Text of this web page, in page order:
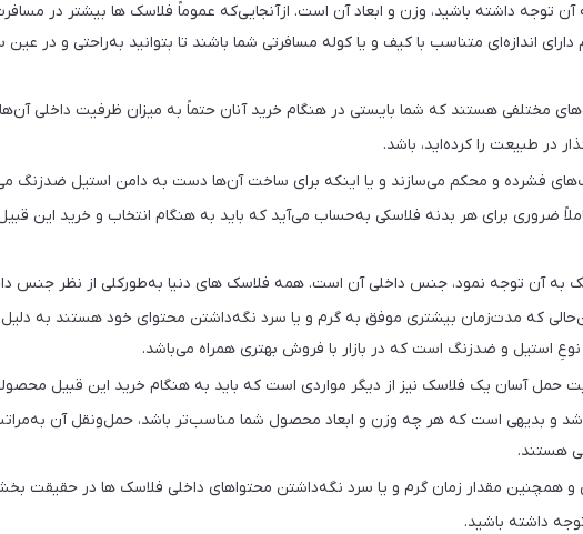
توجه داشته باشید، وزن و ابعاد آن است. ازآنجایی‌که عموماً فلاسک ها بیشتر در
اندازه‌ای متناسب با کیف و یا کوله مسافرتی شما باشند تا بتوانید به‌راحتی و در
مختلفی هستند که شما بایستی در هنگام خرید آنان حتماً به میزان ظرفیت داخلی
در طبیعت را کرده‌اید، باشد.
فشرده و محکم می‌سازند و یا اینکه برای ساخت آن‌ها دست به دامن استیل ضدزنگ
ضروری برای هر بدنه فلاسکی به‌حساب می‌آید که باید به هنگام انتخاب و خرید این
که مدت‌زمان بیشتری موفق به گرم و یا سرد نگه‌داشتن محتوای خود هستند به
استیل و ضدزنگ است که در بازار با فروش بهتری همراه می‌باشد.
حمل آسان یک فلاسک نیز از دیگر مواردی است که باید به هنگام خرید این قبیل
و بدیهی است که هر چه وزن و ابعاد محصول شما مناسب‌تر باشد، حمل‌ونقل آن
هستند.
و همچنین مقدار زمان گرم و یا سرد نگه‌داشتن محتواهای داخلی فلاسک ها در حقیقت
داشته باشید.